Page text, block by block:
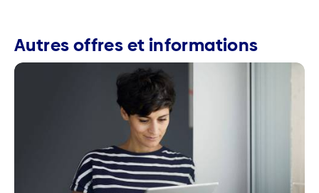
Autres offres et informations